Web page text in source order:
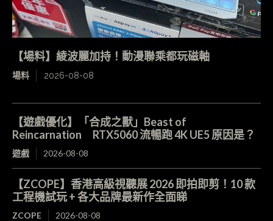
【場料】綾波麗加持！動漫聯乘都玩磁軸
場料 2026-08-08
【遊戲優化】「合成之獸」Beast of
Reincarnation RTX5060 流暢跑 4K UE5 原因是？
遊戲 2026-08-08
【ZCOPE】香港高級視聽展 2026 即拍即剪！10 款
工程機試玩 + 各大品牌最新作全面睇
ZCOPE 2026-08-08